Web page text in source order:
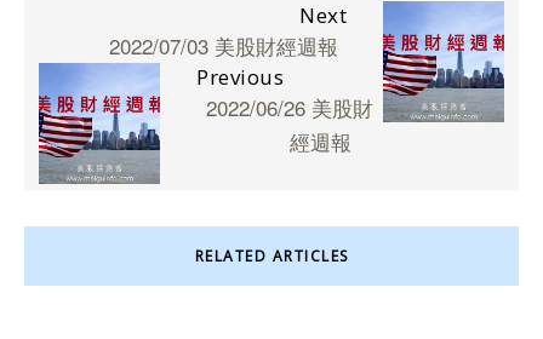
Next
2022/07/03 美股財經週報
Previous
2022/06/26 美股財
經週報
RELATED ARTICLES